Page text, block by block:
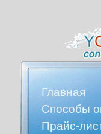
Главная
Способы
Прайс-